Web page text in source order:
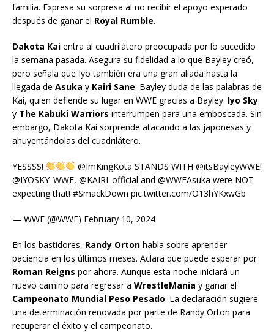
familia. Expresa su sorpresa al no recibir el apoyo esperado
después de ganar el Royal Rumble.
Dakota Kai entra al cuadrilátero preocupada por lo sucedido
la semana pasada. Asegura su fidelidad a lo que Bayley creó,
pero señala que Iyo también era una gran aliada hasta la
llegada de Asuka y Kairi Sane. Bayley duda de las palabras de
Kai, quien defiende su lugar en WWE gracias a Bayley. Iyo Sky
y The Kabuki Warriors interrumpen para una emboscada. Sin
embargo, Dakota Kai sorprende atacando a las japonesas y
ahuyentándolas del cuadrilátero.
YESSSS!
@ImKingKota STANDS WITH @itsBayleyWWE!
@IYOSKY_WWE, @KAIRI_official and @WWEAsuka were NOT
expecting that! #SmackDown pic.twitter.com/O13hYKxwGb
— WWE (@WWE) February 10, 2024
En los bastidores, Randy Orton habla sobre aprender
paciencia en los últimos meses. Aclara que puede esperar por
Roman Reigns por ahora. Aunque esta noche iniciará un
nuevo camino para regresar a WrestleMania y ganar el
Campeonato Mundial Peso Pesado. La declaración sugiere
una determinación renovada por parte de Randy Orton para
recuperar el éxito y el campeonato.